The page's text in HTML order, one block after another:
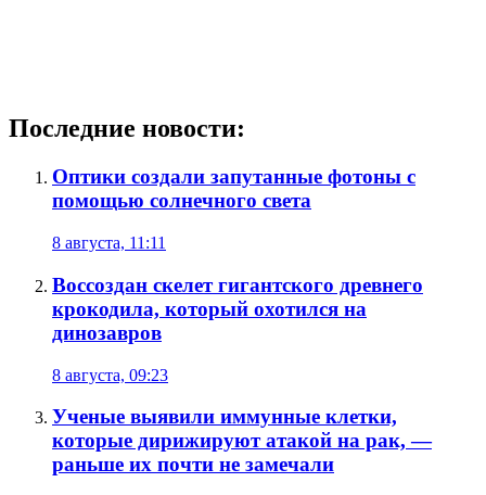
Последние новости:
Оптики создали запутанные фотоны с
помощью солнечного света
8 августа, 11:11
Воссоздан скелет гигантского древнего
крокодила, который охотился на
динозавров
8 августа, 09:23
Ученые выявили иммунные клетки,
которые дирижируют атакой на рак, —
раньше их почти не замечали